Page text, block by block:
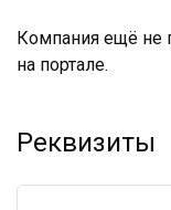
Компания ещё не
на портале.
Реквизиты